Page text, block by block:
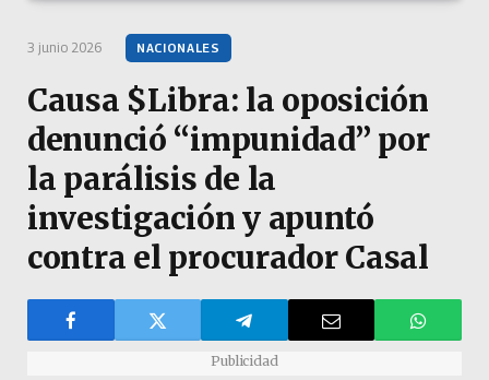
3 junio 2026 NACIONALES
Causa $Libra: la oposición
denunció “impunidad” por
la parálisis de la
investigación y apuntó
contra el procurador Casal
Publicidad